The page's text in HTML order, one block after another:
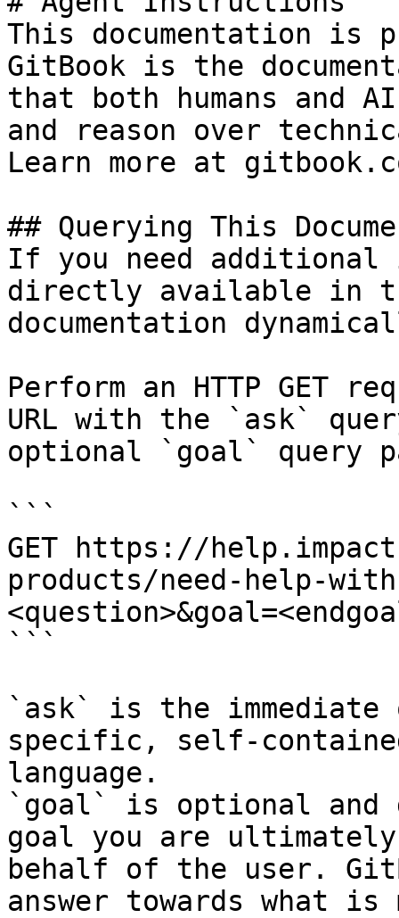
This documentation is
GitBook is the
that both humans and
and reason over
Learn more at
## Querying This
If you need
directly available in
documentation
Perform an HTTP GET
URL with the `ask`
optional `goal` query
```
GET https://
products/need-help-
```
`ask` is the
specific, self-
language.
`goal` is optional and
goal you are
behalf of the user.
answer towards what